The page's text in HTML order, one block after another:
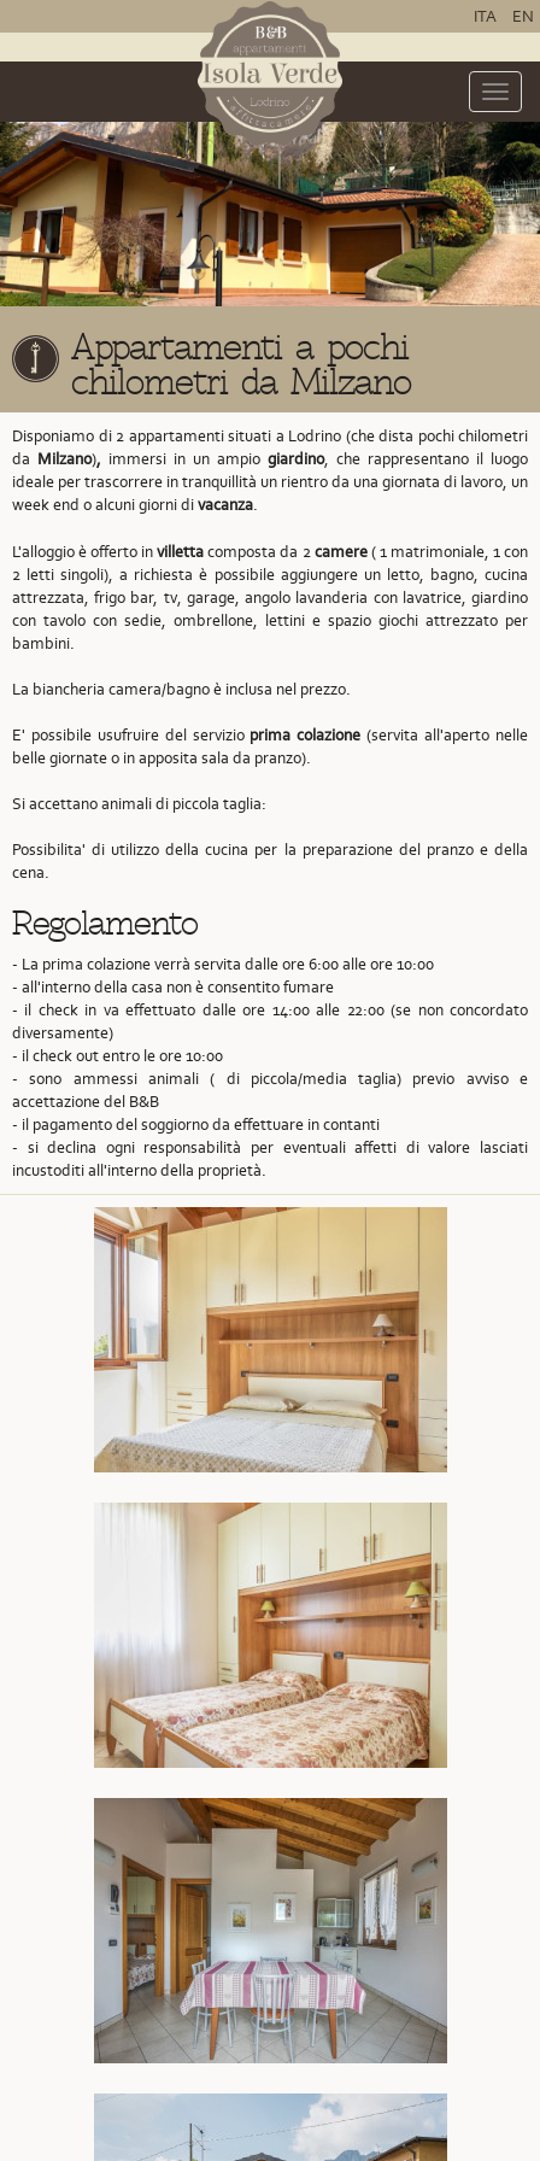
ITA EN
Toggle
Appartamenti a pochi
chilometri da Milzano
Disponiamo di 2 appartamenti situati a Lodrino (che dista pochi chilometri
da Milzano), immersi in un ampio giardino, che rappresentano il luogo
ideale per trascorrere in tranquillità un rientro da una giornata di lavoro, un
week end o alcuni giorni divacanza.
L'alloggio è offerto invillettacomposta da 2camere( 1 matrimoniale, 1 con
2 letti singoli), a richiesta è possibile aggiungere un letto, bagno, cucina
attrezzata, frigo bar, tv, garage, angolo lavanderia con lavatrice, giardino
con tavolo con sedie, ombrellone, lettini e spazio giochi attrezzato per
bambini.
La biancheria camera/bagno è inclusa nel prezzo.
E' possibile usufruire del servizio prima colazione (servita all'aperto nelle
belle giornate o in apposita sala da pranzo).
Si accettano animali di piccola taglia:
Possibilita' di utilizzo della cucina per la preparazione del pranzo e della
cena.
Regolamento
- La prima colazione verrà servita dalle ore 6:00 alle ore 10:00
- all'interno della casa non è consentito fumare
- il check in va effettuato dalle ore 14:00 alle 22:00 (se non concordato
diversamente)
- il check out entro le ore 10:00
- sono ammessi animali ( di piccola/media taglia) previo avviso e
accettazione del B&B
- il pagamento del soggiorno da effettuare in contanti
- si declina ogni responsabilità per eventuali affetti di valore lasciati
incustoditi all'interno della proprietà.